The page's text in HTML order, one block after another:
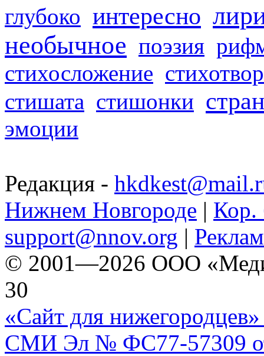
глубоко интересно
необычное поэзия
стихосложение
стишата стишонки
эмоции
Редакция -
Нижнем Новгороде | Кор.
support@nnov.org |
© 2001—2026 ООО
30
«Сайт для нижегородцев»
СМИ Эл № ФС77-57309